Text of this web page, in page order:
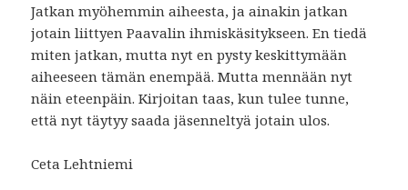
Jatkan myöhemmin aiheesta, ja ainakin jatkan
jotain liittyen Paavalin ihmiskäsitykseen. En tiedä
miten jatkan, mutta nyt en pysty keskittymään
aiheeseen tämän enempää. Mutta mennään nyt
näin eteenpäin. Kirjoitan taas, kun tulee tunne,
että nyt täytyy saada jäsenneltyä jotain ulos.
Ceta Lehtniemi